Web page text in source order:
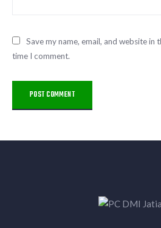
Save my name, email, and website in
time I comment.